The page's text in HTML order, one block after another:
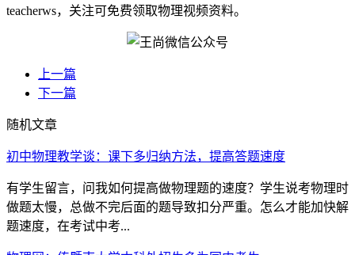
teacherws，关注可免费领取物理视频资料。
上一篇
下一篇
随机文章
初中物理教学谈：课下多归纳方法，提高答题速度
有学生留言，问我如何提高做物理题的速度？学生说考物理时
做题太慢，总做不完后面的题导致扣分严重。怎么才能加快解
题速度，在考试中考...